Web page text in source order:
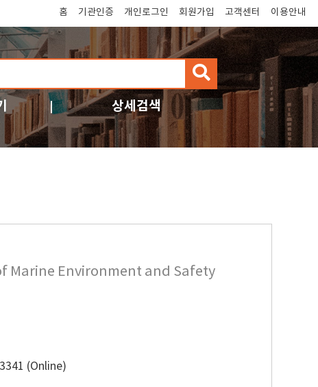
홈 기관인증 개인로그인 회원가입 고객센터 이용안내
검
색
상세검색
Marine Environment and Safety
(Online)